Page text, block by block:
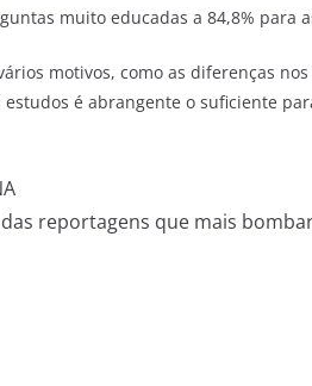
muito educadas a 84,8%
motivos, como as diferenças
estudos é abrangente o suficiente
reportagens que mais